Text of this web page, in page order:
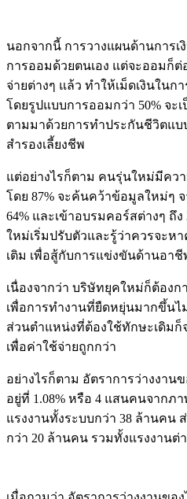
นอกจากนี้ การวางแผนด้านการเ
การออมด้วยตนเอง แต่จะออมก็ต่
จ่ายต่างๆ แล้ว ทำให้เม็ดเงินใน
โดยรูปแบบการออมกว่า 50% จะ
ตามมาด้วยการทำประกันชีวิตแ
สำรองเลี้ยงชีพ
แต่อย่างไรก็ตาม คนรุ่นใหม่มีคว
โดย 87% จะค้นคว้าข้อมูลใหม่ๆ
64% และเข้าอบรมคอร์สต่างๆ ถึ
ใหม่เริ่มปรับตัวและรู้ว่าควรจะห
เติม เพื่อสู้กับการแข่งขันด้านอาชี
เนื่องจากว่า บริษัทยุคใหม่ก็ต้อง
เพื่อการทำงานที่ยืดหยุ่นมากขึ้น
ส่วนตำแหน่งที่ต้องใช้ทักษะเดิม
เพื่อค่าใช้จ่ายถูกกว่า
อย่างไรก็ตาม อัตราการว่างงาน
อยู่ที่ 1.08% หรือ 4 แสนคนจากภ
แรงงานทั้งระบบกว่า 38 ล้านคน
กว่า 20 ล้านคน รวมทั้งแรงงานต่